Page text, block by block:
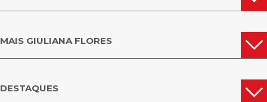
MAIS GIULIANA FLORES
DESTAQUES